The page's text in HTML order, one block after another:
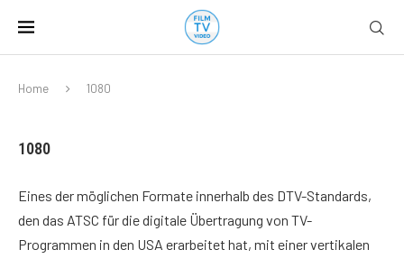
Home 1080
1080
Eines der möglichen Formate innerhalb des DTV-Standards,
den das ATSC für die digitale Übertragung von TV-
Programmen in den USA erarbeitet hat, mit einer vertikalen